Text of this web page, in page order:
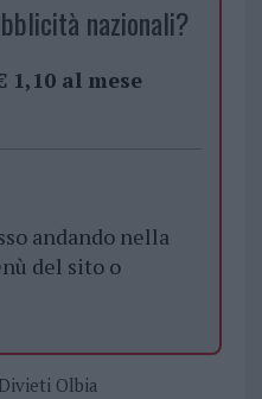
nazionali?
1,10 al mese
andando nella
del sito o
Divieti Olbia